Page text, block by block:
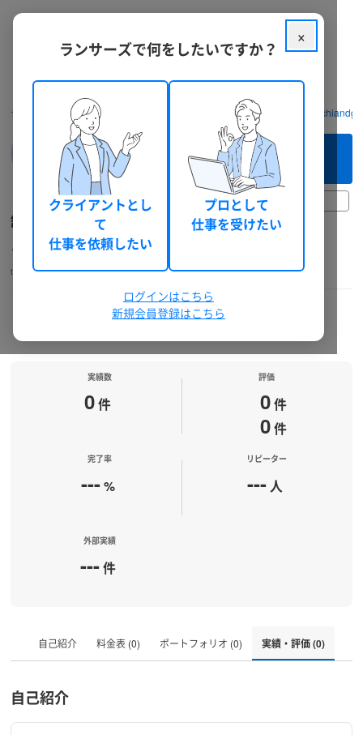
クラウドソーシング ランサーズ フリーランスを探す 舘 洋平
30日前以上
舘 洋平
よろしくお願いします
tachiandgo 人事・労務 個人 40代前半 男性 総獲得報酬: 0 円
機密保持確認 電話確認 ランサーズチェック
このフリーランスへ
まずは相談してみる（無料）
実績数
0件
評価
0件
0件
完了率
---%
リピーター
--- 人
外部実績
---件
自己紹介 料金表 (0) ポートフォリオ (0) 実績・評価 (0)
自己紹介
×
ランサーズで何をしたいですか？
クライアントとし
て
仕事を依頼したい
プロとして
仕事を受けたい
ログインはこちら
新規会員登録はこちら